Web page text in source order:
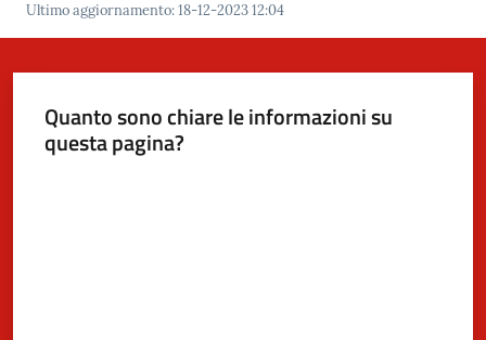
Vivere
Casalfiumanese
Ultimo aggiornamento:18-12-2023 12:04
Quanto sono chiare le informazioni su
questa pagina?